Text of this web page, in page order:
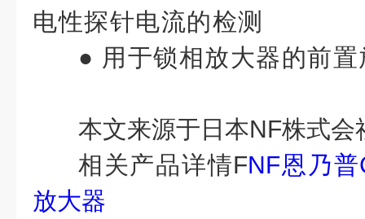
电性探针电流的检测
● 用于锁相放大器的前置
本文来源于日本NF株式会
相关产品详情FNF恩乃
放大器